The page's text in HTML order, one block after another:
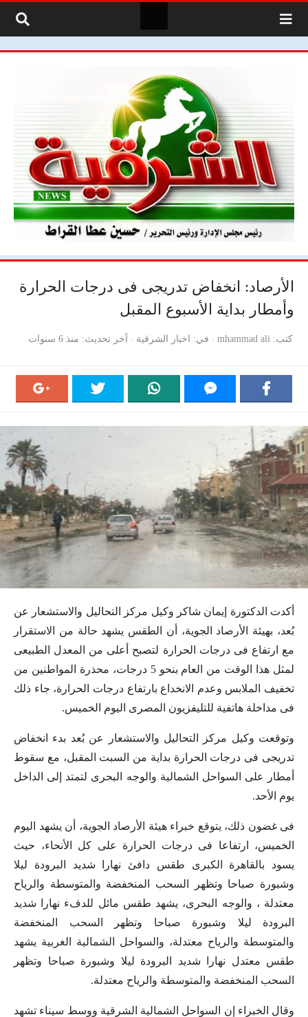
الأرصاد: انخفاض تدريجى فى درجات الحرارة
وأمطار بداية الأسبوع المقبل
كتب mhammad ali في اخبار الشرقية آخر تحديث منذ 6 سنوات
أكدت الدكتورة إيمان شاكر وكيل مركز التحاليل والاستشعار عن
بُعد، بهيئة الأرصاد الجوية، أن الطقس يشهد حالة من الاستقرار
مع ارتفاع فى درجات الحرارة لتصبح أعلى من المعدل الطبيعى
لمثل هذا الوقت من العام بنحو 5 درجات، محذرة المواطنين من
تخفيف الملابس وعدم الانخداع بارتفاع درجات الحرارة، جاء ذلك
فى مداخلة هاتفية للتليفزيون المصرى اليوم الخميس.
وتوقعت وكيل مركز التحاليل والاستشعار عن بُعد بدء انخفاض
تدريجى فى درجات الحرارة بداية من السبت المقبل، مع سقوط
أمطار على السواحل الشمالية والوجه البحرى لتمتد إلى الداخل
يوم الأحد.
فى غضون ذلك، يتوقع خبراء هيئة الأرصاد الجوية، أن يشهد اليوم
الخميس، ارتفاعا فى درجات الحرارة على كل الأنحاء، حيث
يسود بالقاهرة الكبرى طقس دافئ نهارا شديد البرودة ليلا
وشبورة صباحا وتظهر السحب المنخفضة والمتوسطة والرياح
معتدلة ، والوجه البحرى، يشهد طقس مائل للدفء نهارا شديد
البرودة ليلا وشبورة صباحا وتظهر السحب المنخفضة
والمتوسطة والرياح معتدلة، والسواحل الشمالية الغربية يشهد
طقس معتدل نهارا شديد البرودة ليلا وشبورة صباحا وتظهر
السحب المنخفضة والمتوسطة والرياح معتدلة.
وقال الخبراء إن السواحل الشمالية الشرقية ووسط سيناء تشهد